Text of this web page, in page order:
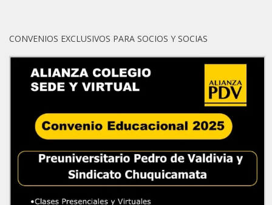
CONVENIOS EXCLUSIVOS PARA SOCIOS Y SOCIAS